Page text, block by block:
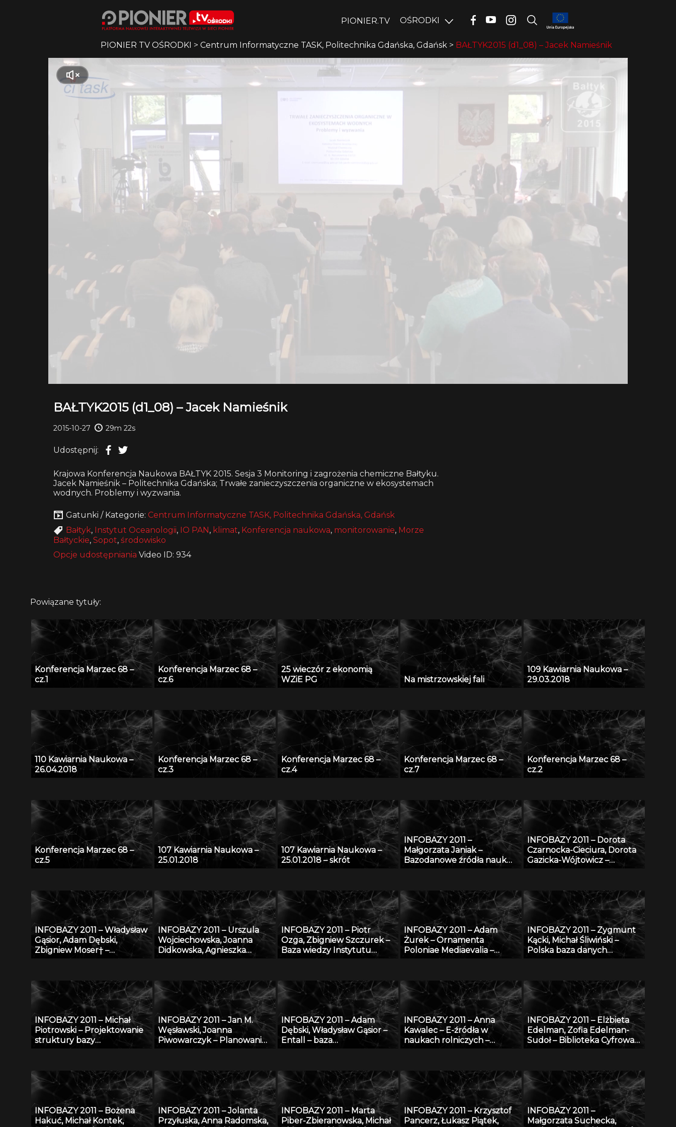
PIONIER.TV OŚRODKI
PIONIER TV OŚRODKI > Centrum Informatyczne TASK, Politechnika Gdańska, Gdańsk > BAŁTYK2015 (d1_08) – Jacek Namieśnik
BAŁTYK2015 (d1_08) – Jacek Namieśnik
2015-10-27 29m 22s
Udostępnij:
Krajowa Konferencja Naukowa BAŁTYK 2015. Sesja 3 Monitoring i zagrożenia chemiczne Bałtyku.
Jacek Namieśnik – Politechnika Gdańska; Trwałe zanieczyszczenia organiczne w ekosystemach
wodnych. Problemy i wyzwania.
Gatunki / Kategorie: Centrum Informatyczne TASK, Politechnika Gdańska, Gdańsk
Bałtyk, Instytut Oceanologii, IO PAN , klimat, Konferencja naukowa, monitorowanie, Morze
Bałtyckie, Sopot, środowisko
Opcje udostępniania Video ID: 934
Powiązane tytuły:
Konferencja Marzec 68 –
cz.1
Konferencja Marzec 68 –
cz.6
25 wieczór z ekonomią
WZiE PG
Na mistrzowskiej fali
109 Kawiarnia Naukowa –
29.03.2018
110 Kawiarnia Naukowa –
26.04.2018
Konferencja Marzec 68 –
cz.3
Konferencja Marzec 68 –
cz.4
Konferencja Marzec 68 –
cz.7
Konferencja Marzec 68 –
cz.2
Konferencja Marzec 68 –
cz.5
107 Kawiarnia Naukowa –
25.01.2018
107 Kawiarnia Naukowa –
25.01.2018 – skrót
INFOBAZY 2011 –
Małgorzata Janiak –
Bazodanowe źródła nauk
INFOBAZY 2011 – Dorota
Czarnocka-Cieciura, Dorota
Gazicka-Wójtowicz –
coś więcej niż Biblioteka
Cyfrowa
INFOBAZY 2011 – Władysław
Gąsior, Adam Dębski,
Zbigniew Moser† –
fizykochemicznych metali i
stopów
INFOBAZY 2011 – Urszula
Wojciechowska, Joanna
Didkowska, Agnieszka
wymiany wiedzy o
zagrożeniu nowotworami
złośliwymi
INFOBAZY 2011 – Piotr
Ozga, Zbigniew Szczurek –
Baza wiedzy Instytutu
naukowego ITB nauce i
gospodarce
INFOBAZY 2011 – Adam
Żurek – Ornamenta
Poloniae Mediaevalia –
form i detalu na tle
europejskim
INFOBAZY 2011 – Zygmunt
Kącki, Michał Śliwiński –
Polska baza danych
działania, zasoby i
perspektywy
INFOBAZY 2011 – Michał
Piotrowski – Projektowanie
struktury bazy
ograniczonych zasobów
INFOBAZY 2011 – Jan M.
Węsławski, Joanna
Piwowarczyk – Planowanie
INFOBAZY 2011 – Adam
Dębski, Władysław Gąsior –
Entall – baza
układu Li-Si
INFOBAZY 2011 – Anna
Kawalec – E-źródła w
naukach rolniczych –
kontekście tworzenia baz
danych
INFOBAZY 2011 – Elżbieta
Edelman, Zofia Edelman-
Sudoł – Biblioteka Cyfrowa
stan obecny i przyszłość
INFOBAZY 2011 – Bożena
Hakuć, Michał Kontek,
INFOBAZY 2011 – Jolanta
Przyłuska, Anna Radomska,
INFOBAZY 2011 – Marta
Piber-Zbieranowska, Michał
INFOBAZY 2011 – Krzysztof
Pancerz, Łukasz Piątek,
INFOBAZY 2011 –
Małgorzata Suchecka,